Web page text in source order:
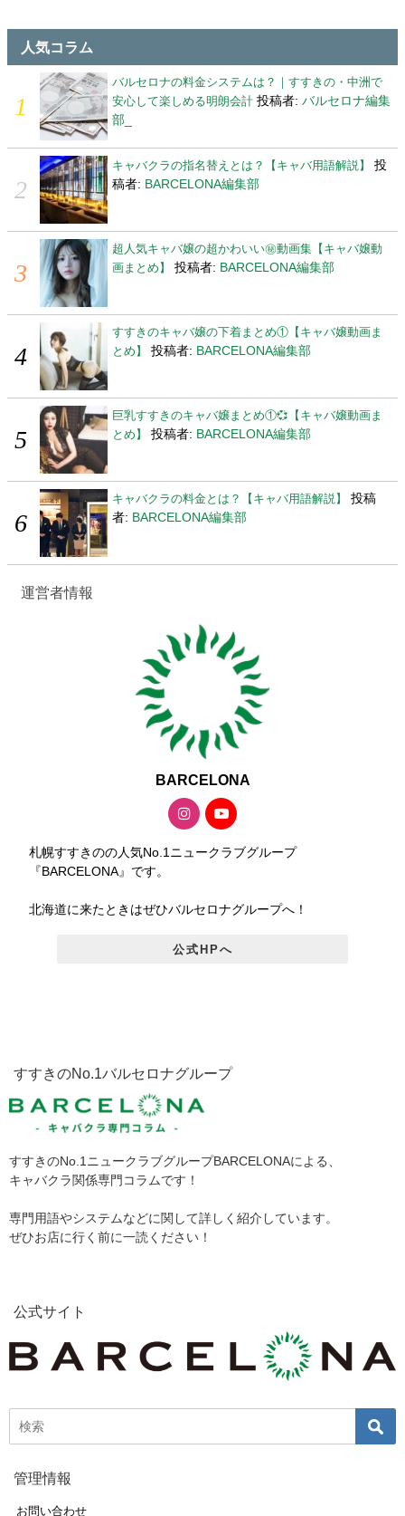
人気コラム
バルセロナの料金システムは？｜すすきの・中洲で
安心して楽しめる明朗会計 投稿者: バルセロナ編集
部_
キャバクラの指名替えとは？【キャバ用語解説】
投
稿者: BARCELONA編集部
超人気キャバ嬢の超かわいい㊙動画集【キャバ嬢動
画まとめ】
投稿者: BARCELONA編集部
すすきのキャバ嬢の下着まとめ①【キャバ嬢動画ま
とめ】
投稿者: BARCELONA編集部
巨乳すすきのキャバ嬢まとめ①💞【キャバ嬢動画ま
とめ】
投稿者: BARCELONA編集部
キャバクラの料金とは？【キャバ用語解説】
投稿
者: BARCELONA編集部
運営者情報
BARCELONA
札幌すすきのの人気No.1ニュークラブグループ
『BARCELONA』です。
北海道に来たときはぜひバルセロナグループへ！
公式HPへ
すすきのNo.1バルセロナグループ
すすきのNo.1ニュークラブグループBARCELONAによる、
キャバクラ関係専門コラムです！
専門用語やシステムなどに関して詳しく紹介しています。
ぜひお店に行く前に一読ください！
公式サイト
管理情報
お問い合わせ